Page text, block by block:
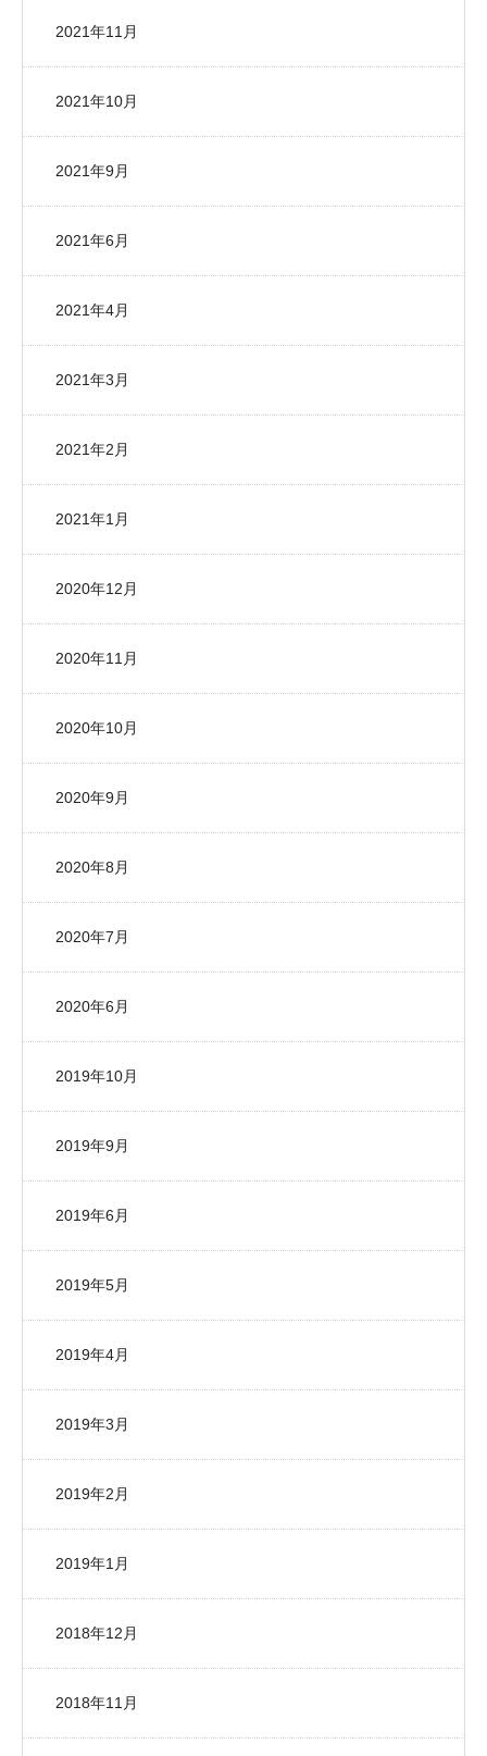
2021年11月
2021年10月
2021年9月
2021年6月
2021年4月
2021年3月
2021年2月
2021年1月
2020年12月
2020年11月
2020年10月
2020年9月
2020年8月
2020年7月
2020年6月
2019年10月
2019年9月
2019年6月
2019年5月
2019年4月
2019年3月
2019年2月
2019年1月
2018年12月
2018年11月